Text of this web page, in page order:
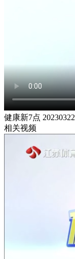
健康新7点 20230322
相关视频